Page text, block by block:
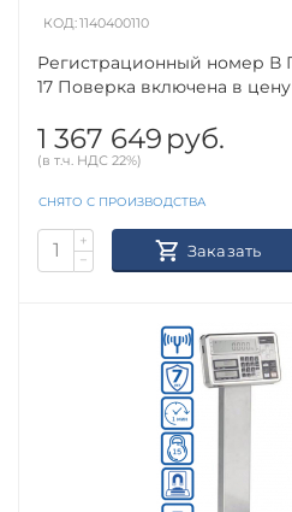
КОД:1140400110
Регистрационный номер В
17 Поверка включена в
1 367 649 руб.
(в т.ч. НДС 22%)
СНЯТО С ПРОИЗВОДСТВА
+
−
Заказать